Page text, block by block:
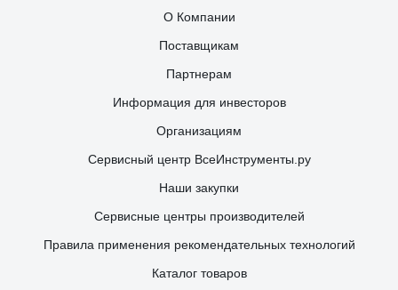
О Компании
Поставщикам
Партнерам
Информация для инвесторов
Организациям
Сервисный центр ВсеИнструменты.ру
Наши закупки
Сервисные центры производителей
Правила применения рекомендательных технологий
Каталог товаров